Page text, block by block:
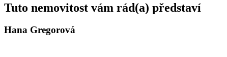
Tuto nemovitost vám rád(a) představí
Hana Gregorová